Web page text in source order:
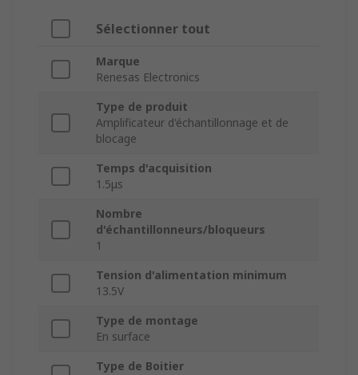
Sélectionner tout
Marque
Renesas Electronics
Type de produit
Amplificateur d'échantillonnage et de
blocage
Temps d'acquisition
1.5μs
Nombre
d'échantillonneurs/bloqueurs
1
Tension d'alimentation minimum
13.5V
Type de montage
En surface
Type de Boitier